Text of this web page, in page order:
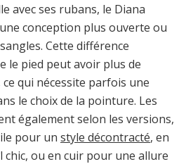
avec ses rubans, le Diana
conception plus ouverte ou
Cette différence
le pied peut avoir plus de
qui nécessite parfois une
le choix de la pointure. Les
également selon les versions,
pour un style décontracté, en
ou en cuir pour une allure